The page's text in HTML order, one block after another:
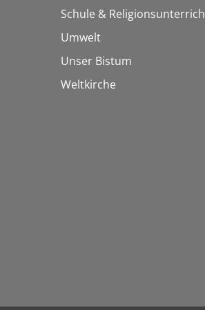
Schule &
Umwelt
Unser Bistum
Weltkirche